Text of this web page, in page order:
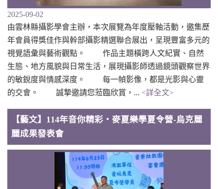
2025-09-02
由雲林縣攝影學會主辦，本次展覽為年度壓軸活動，邀集歷
年會員得獎佳作與幹部攝影精選聯合展出，呈現豐富多元的
視覺語彙與藝術觀點。 作品主題橫跨人文紀實、自然
生態、地方風貌與日常生活，展現攝影師透過鏡頭觀察世界
的敏銳度與情感深度。 每一幀影像，都是光影與心靈
的交會。 誠摯邀請您蒞臨欣賞，... <詳全文>
【藝文】114年音你精彩‧麥夏樂學夏令營-烏克麗
麗成果發表會